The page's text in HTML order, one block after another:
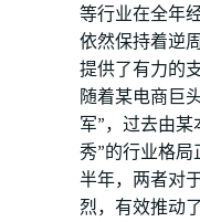
等行业在全年
依然保持着逆
提供了有力的支
随着某电商巨
军”，过去由
秀”的行业格
半年，两者对
烈，有效推动